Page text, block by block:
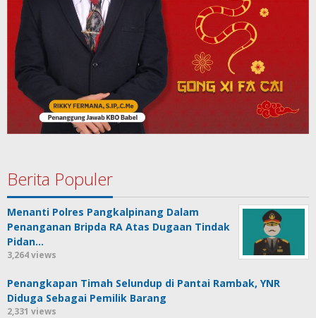
Berita Populer
Menanti Polres Pangkalpinang Dalam
Penanganan Bripda RA Atas Dugaan Tindak
Pidan…
3,264 views
Penangkapan Timah Selundup di Pantai Rambak, YNR
Diduga Sebagai Pemilik Barang
2,331 views